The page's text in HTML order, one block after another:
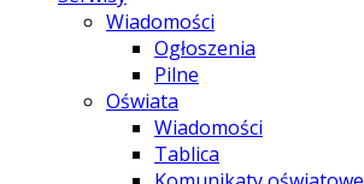
Wiadomości
Ogłoszenia
Pilne
Oświata
Wiadomości
Tablica